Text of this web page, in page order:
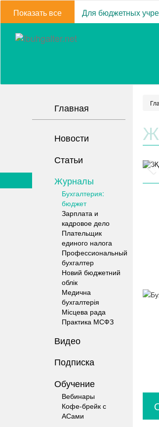
Показать все Для бюджетных
Главная
Новости
Статьи
Журналы
Бухгалтерия:
бюджет
Зарплата и
кадровое дело
Плательщик
единого налога
Профессиональный
бухгалтер
Новий бюджетний
облік
Медична
бухгалтерія
Місцева рада
Практика МСФЗ
Видео
Подписка
Обучение
Вебинары
Кофе-брейк с
АСами